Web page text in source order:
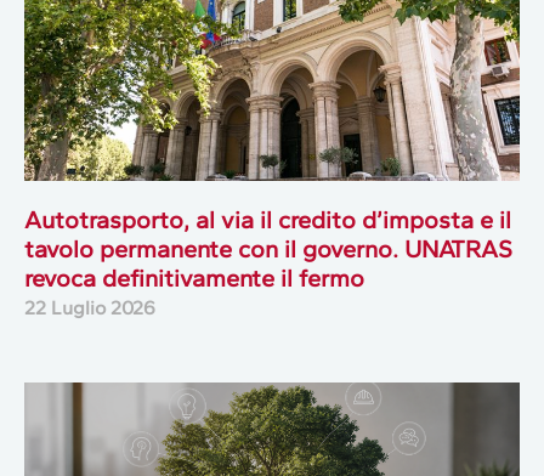
Autotrasporto, al via il credito d’imposta e il
tavolo permanente con il governo. UNATRAS
revoca definitivamente il fermo
22 Luglio 2026